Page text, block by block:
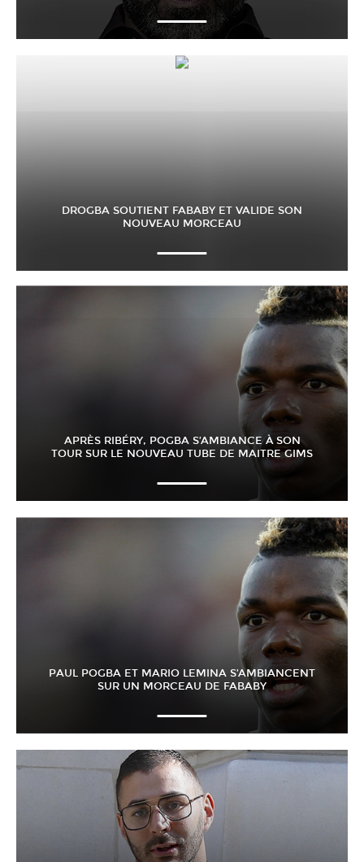
DROGBA SOUTIENT FABABY ET VALIDE SON
NOUVEAU MORCEAU
APRÈS RIBÉRY, POGBA S’AMBIANCE À SON
TOUR SUR LE NOUVEAU TUBE DE MAITRE GIMS
PAUL POGBA ET MARIO LEMINA S’AMBIANCENT
SUR UN MORCEAU DE FABABY